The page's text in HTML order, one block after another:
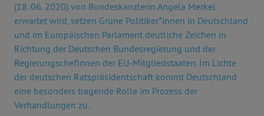
(18. 06. 2020) von Bundeskanzlerin Angela Merkel
erwartet wird, setzen Grüne Politiker*innen in Deutschland
und im Europäischen Parlament deutliche Zeichen in
Richtung der Deutschen Bundesregierung und der
RegierungschefInnen der EU-Mitgliedstaaten. Im Lichte
der deutschen Ratspräsidentschaft kommt Deutschland
eine besonders tragende Rolle im Prozess der
Verhandlungen zu.